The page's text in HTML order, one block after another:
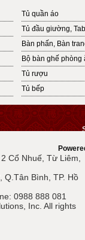
Tủ quần áo
Tủ đầu giường,
Bàn phấn, Bàn
Bộ bàn ghế phòng
Tủ rượu
Tủ bếp
Cổ Nhuế, Từ Liêm,
Q.Tân Bình, TP. Hồ
0988 888 081
Inc. All rights